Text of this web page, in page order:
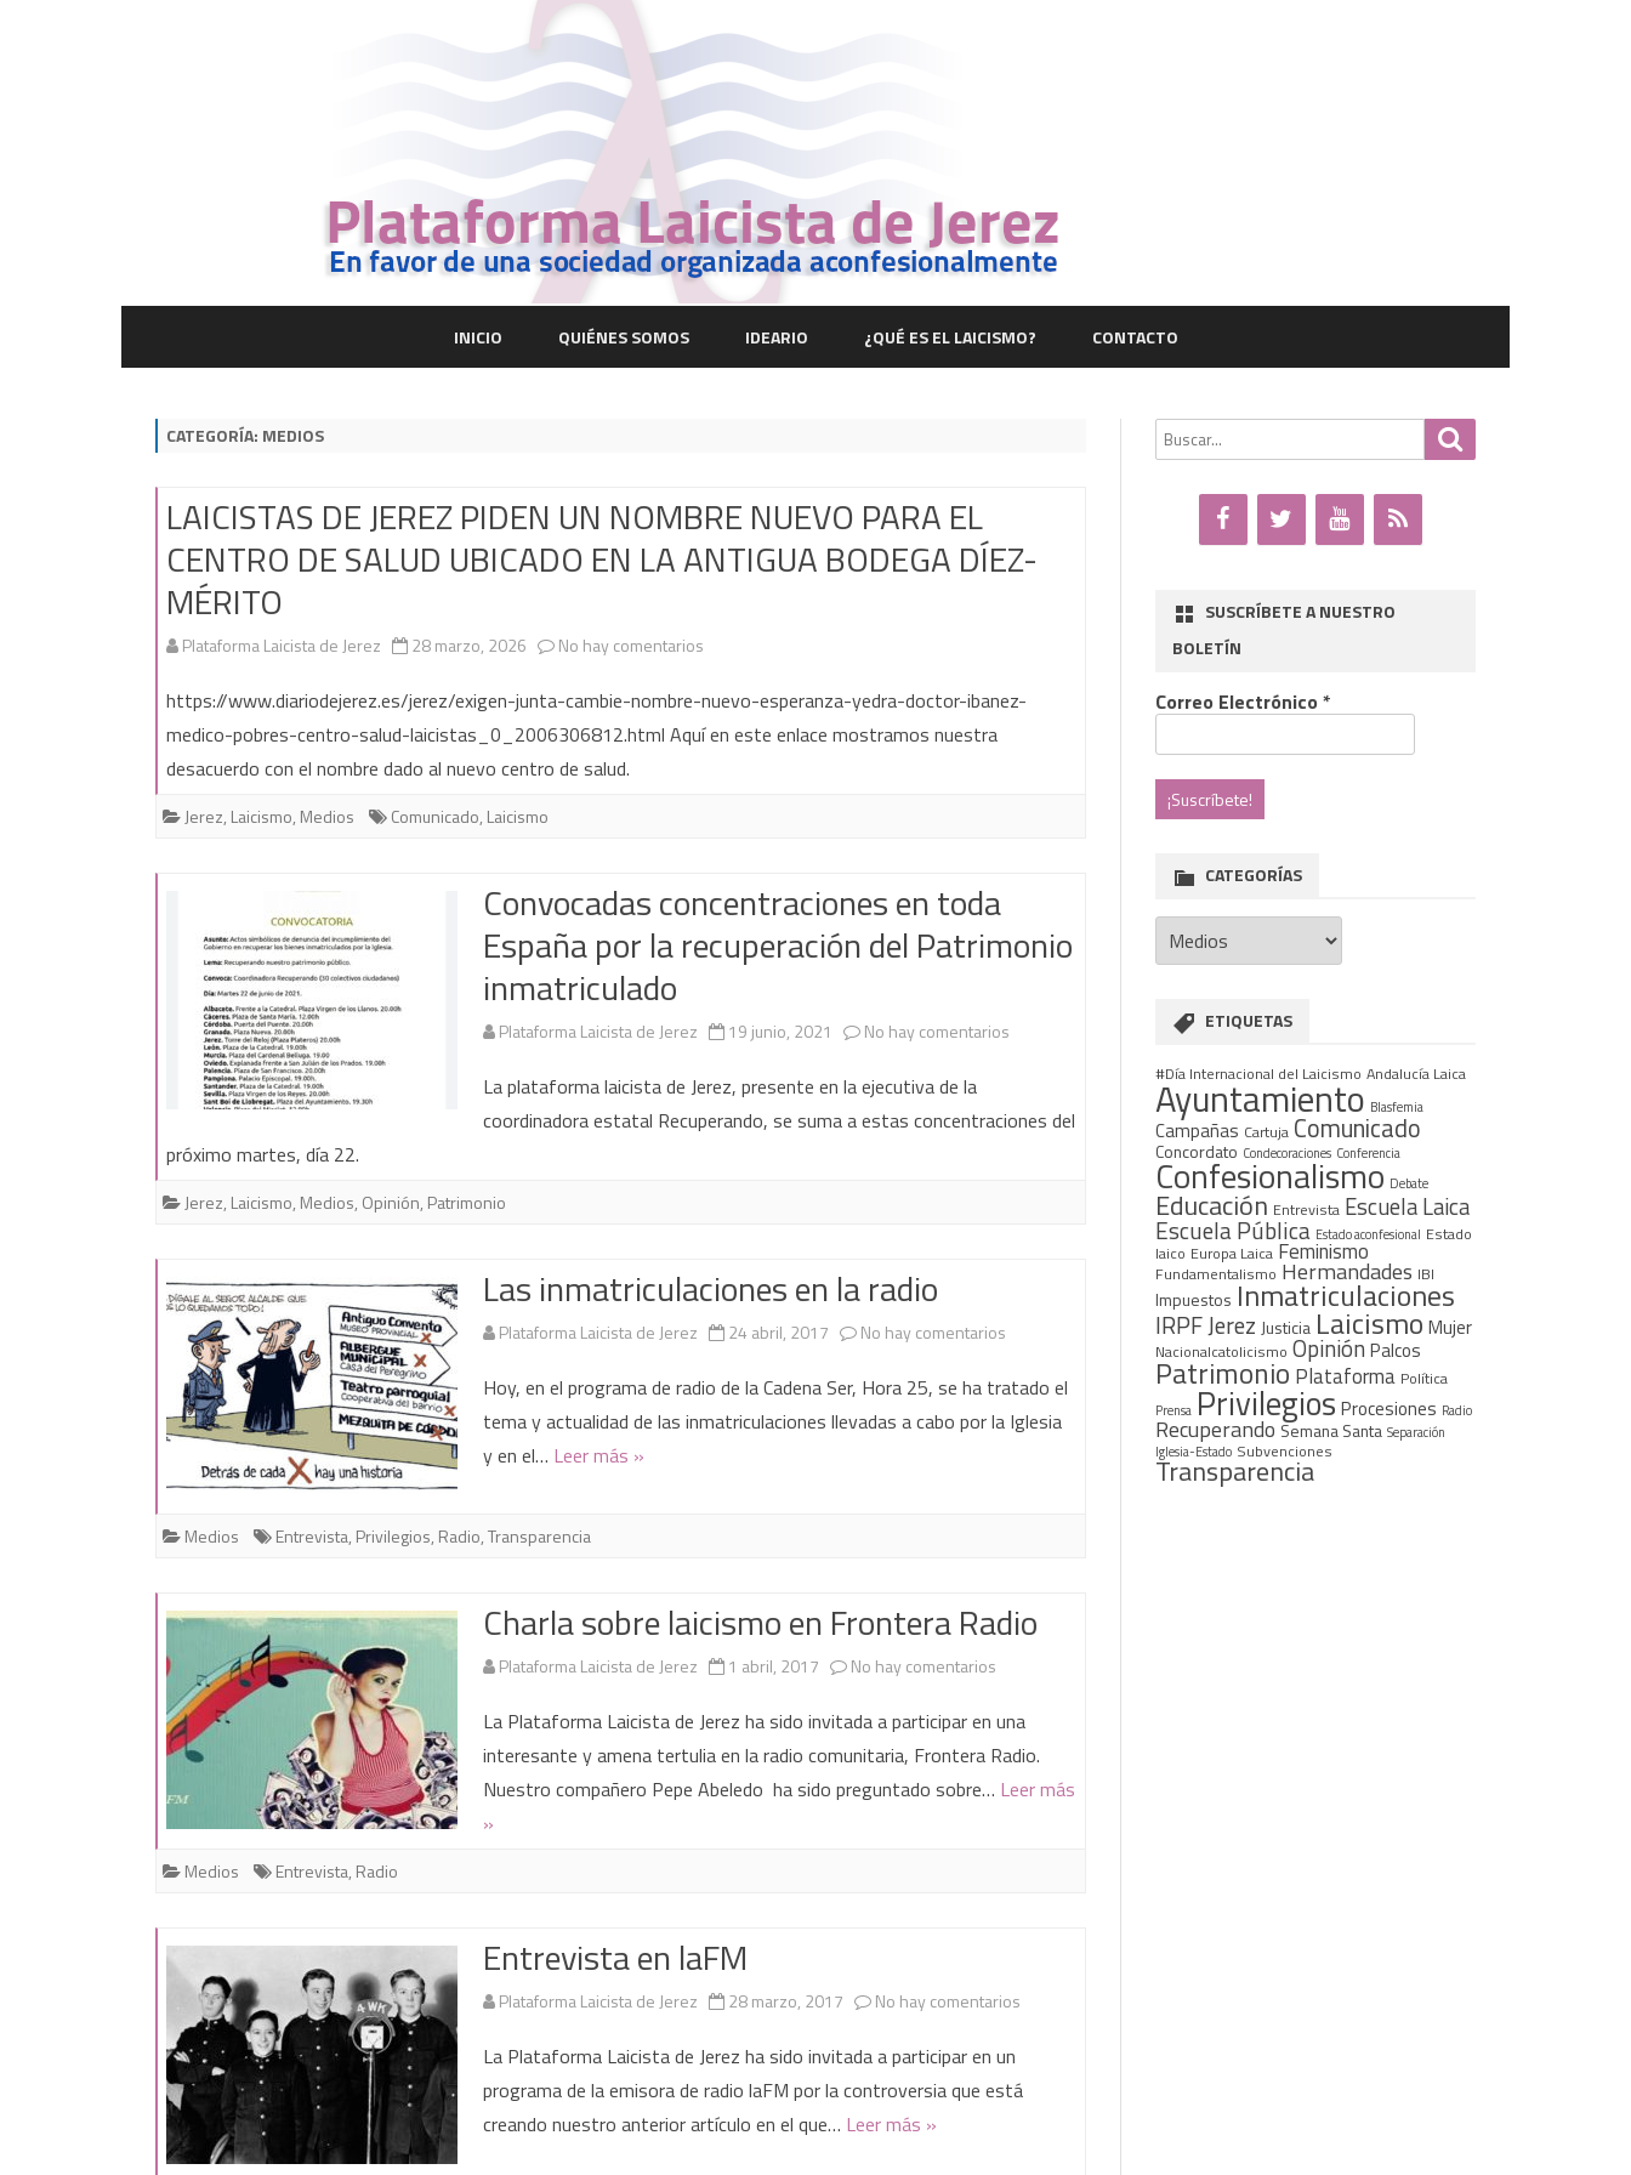
Saltar
contenido
INICIO QUIÉNES SOMOS IDEARIO ¿QUÉ ES EL LAICISMO? CONTACTO
CATEGORÍA: MEDIOS
LAICISTAS DE JEREZ PIDEN UN NOMBRE NUEVO PARA EL
CENTRO DE SALUD UBICADO EN LA ANTIGUA BODEGA DÍEZ-
MÉRITO
Plataforma Laicista de Jerez 28 marzo, 2026 No hay comentarios
DE
NOMBRE
NUEVO
EL
LA
ANTIGUA
https://www.diariodejerez.es/jerez/exigen-junta-cambie-nombre-nuevo-esperanza-yedra-doctor-ibanez-
medico-pobres-centro-salud-laicistas_0_2006306812.html Aquí en este enlace mostramos nuestra
desacuerdo con el nombre dado al nuevo centro de salud.
Jerez, Laicismo, Medios Comunicado, Laicismo
Convocadas concentraciones en toda
España por la recuperación del Patrimonio
inmatriculado
Plataforma Laicista de Jerez 19 junio, 2021 No hay comentarios
concentraciones
del
La plataforma laicista de Jerez, presente en la ejecutiva de la
coordinadora estatal Recuperando, se suma a estas concentraciones del
próximo martes, día 22.
Jerez, Laicismo, Medios, Opinión, Patrimonio
Las inmatriculaciones en la radio
Plataforma Laicista de Jerez 24 abril, 2017 No hay comentarios
inmatriculaciones
Hoy, en el programa de radio de la Cadena Ser, Hora 25, se ha tratado el
tema y actualidad de las inmatriculaciones llevadas a cabo por la Iglesia
y en el… Leer más »
Medios Entrevista, Privilegios, Radio,Transparencia
Charla sobre laicismo en Frontera Radio
Plataforma Laicista de Jerez 1 abril, 2017 No hay comentarios
sobre
laicismo
La Plataforma Laicista de Jerez ha sido invitada a participar en una
interesante y amena tertulia en la radio comunitaria, Frontera Radio.
Nuestro compañero Pepe Abeledo ha sido preguntado sobre… Leer más
»
Medios Entrevista, Radio
Entrevista en laFM
Plataforma Laicista de Jerez 28 marzo, 2017 No hay comentarios
en
La Plataforma Laicista de Jerez ha sido invitada a participar en un
programa de la emisora de radio laFM por la controversia que está
creando nuestro anterior artículo en el que… Leer más »
Buscar
por:
SUSCRÍBETE A NUESTRO
BOLETÍN
Correo Electrónico *
CATEGORÍAS
Categorías
ETIQUETAS
#Día Internacional del Laicismo Andalucía Laica
Ayuntamiento Blasfemia
Campañas Cartuja Comunicado
Concordato Condecoraciones Conferencia
Confesionalismo Debate
Educación Entrevista Escuela Laica
Escuela Pública Estado aconfesional Estado
laico Europa Laica Feminismo
Fundamentalismo Hermandades IBI
Impuestos Inmatriculaciones
IRPFJerez Justicia Laicismo Mujer
Nacionalcatolicismo Opinión Palcos
Patrimonio Plataforma Política
Prensa Privilegios Procesiones Radio
Recuperando Semana Santa Separación
Iglesia-Estado Subvenciones
Transparencia